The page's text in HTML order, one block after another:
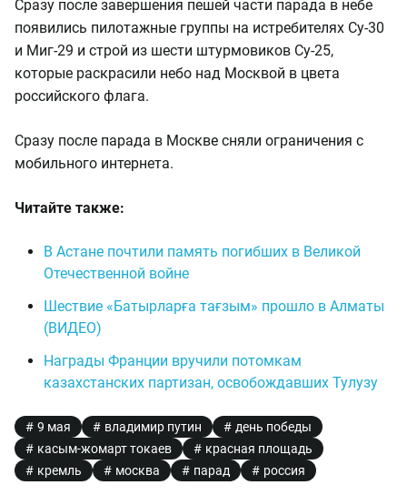
Сразу после завершения пешей части парада в небе
появились пилотажные группы на истребителях Су-30
и Миг-29 и строй из шести штурмовиков Су-25,
которые раскрасили небо над Москвой в цвета
российского флага.
Сразу после парада в Москве сняли ограничения с
мобильного интернета.
Читайте также:
В Астане почтили память погибших в Великой
Отечественной войне
Шествие «Батырларға тағзым» прошло в Алматы
(ВИДЕО)
Награды Франции вручили потомкам
казахстанских партизан, освобождавших Тулузу
9 мая владимир путин
день победы
касым-жомарт токаев
красная площадь
кремль
москва парад россия